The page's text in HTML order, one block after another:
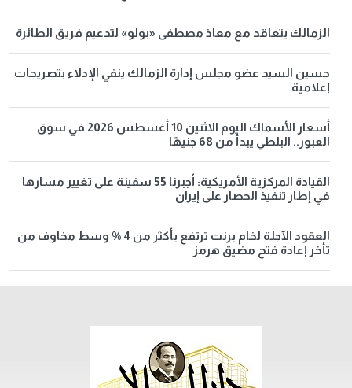
الزمالك يتعاقد مع معاذ مصطفى «بولو» لتدعيم فريق الطائرة
حسين السيد عضو مجلس إدارة الزمالك ينفي الإدلاء بتصريحات
إعلامية
أسعار الأسماك اليوم الاثنين 10 أغسطس 2026 في سوق
العبور.. البلطي يبدأ من 68 جنيهًا
القيادة المركزية الأمريكية: أجبرنا 55 سفينة على تغيير مسارها
في إطار تنفيذ الحصار على إيران
العقود الآجلة لخام برنت ترتفع بأكثر من 4 % وسط مخاوف من
تأخر إعادة فتح مضيق هرمز